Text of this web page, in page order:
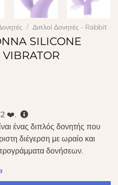
/ Διπλοί Δονητές - Rabbit
SILICONE
❤️.
ένας διπλός δονητής που
διέγερση με ωραίο και
δονήσεων.